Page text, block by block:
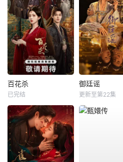
百花杀
已完结
御廷谣
更新至第22集